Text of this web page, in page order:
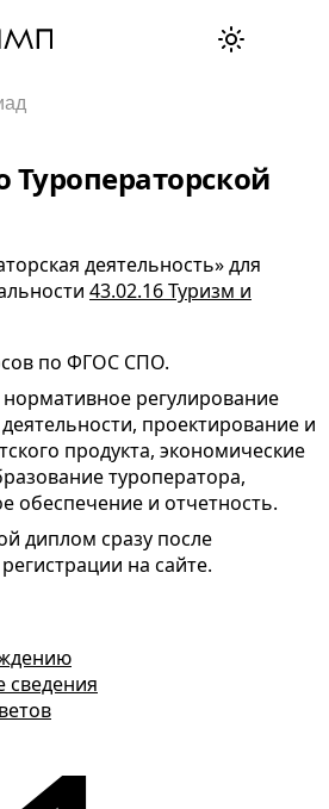
деятельность» для
43.02.16 Туризм и
по ФГОС СПО.
регулирование
проектирование и
продукта, экономические
туроператора,
обеспечение и отчетность.
диплом сразу после
на сайте.